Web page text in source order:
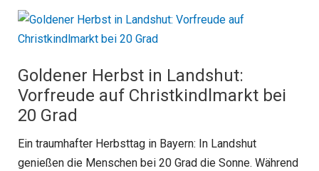
Goldener Herbst in Landshut:
Vorfreude auf Christkindlmarkt bei
20 Grad
Ein traumhafter Herbsttag in Bayern: In Landshut
genießen die Menschen bei 20 Grad die Sonne. Während